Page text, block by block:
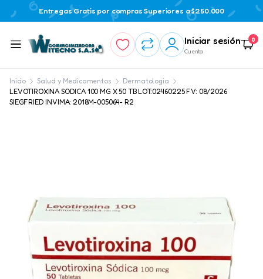
Entregas Gratis por compras Superiores a $250.000
Iniciar sesión
Cuenta
0
Inicio Salud y Medicamentos
Dermatologia
LEVOTIROXINA SODICA 100 MG X 50 TB LOT:02460225 FV: 08/2026
SIEGFRIED INVIMA: 2018M-005064- R2